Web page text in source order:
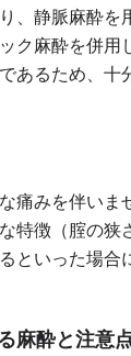
、静脈麻酔を
ク麻酔を併用
あるため、十
痛みを伴いま
特徴（腟の狭
といった場合
麻酔と注意